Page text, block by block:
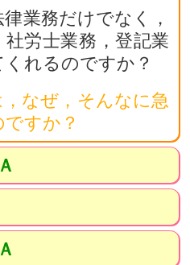
業務だけでなく，
労士業務，登記業
れるのですか？
なぜ，そんなに急
すか？